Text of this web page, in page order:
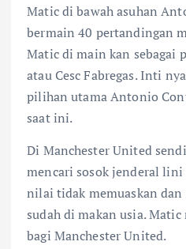
Matic di bawah asuhan
bermain 40 pertandingan
Matic di main kan sebagai
atau Cesc Fabregas. Inti
pilihan utama Antonio
saat ini.
Di Manchester United
mencari sosok jenderal
nilai tidak memuaskan dan
sudah di makan usia.
bagi Manchester United.